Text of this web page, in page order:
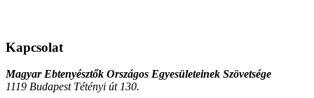
Kapcsolat
Magyar Ebtenyésztők Országos Egyesületeinek Szövetsége
1119 Budapest Tétényi út 130.